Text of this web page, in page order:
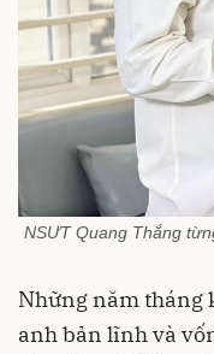
NSƯT Quang Thắng
Những năm tháng
anh bản lĩnh và